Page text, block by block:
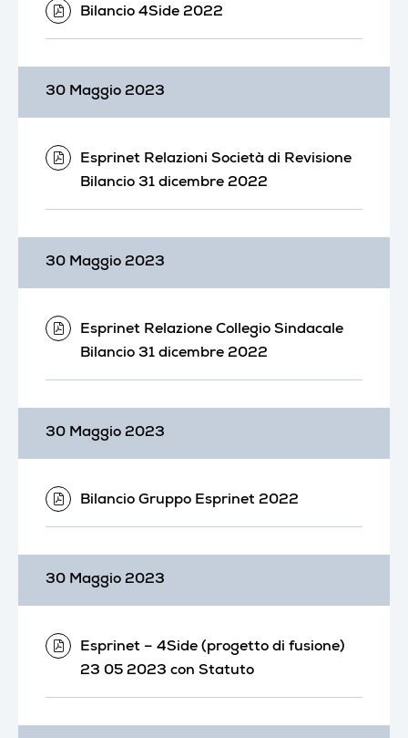
Bilancio 4Side 2022
30 Maggio 2023
Esprinet Relazioni Società di Revisione
Bilancio 31 dicembre 2022
30 Maggio 2023
Esprinet Relazione Collegio Sindacale
Bilancio 31 dicembre 2022
30 Maggio 2023
Bilancio Gruppo Esprinet 2022
30 Maggio 2023
Esprinet – 4Side (progetto di fusione)
23 05 2023 con Statuto